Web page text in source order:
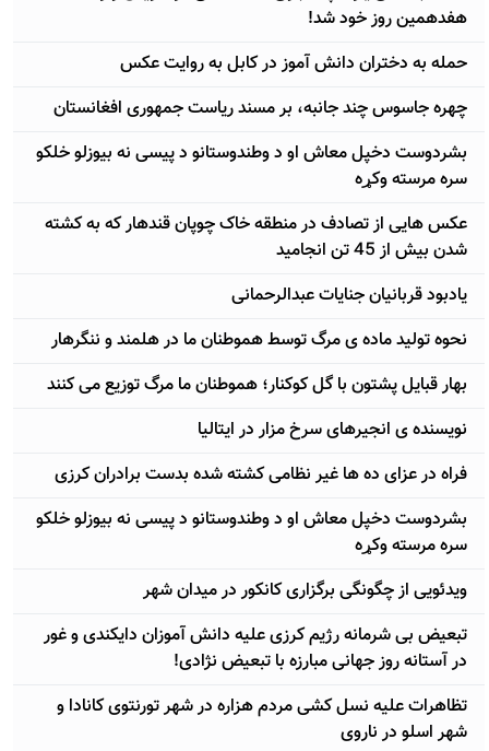
هفدهمین روز خود شد!
حمله به دختران دانش آموز در کابل به روایت عکس
چهره جاسوس چند جانبه، بر مسند ریاست جمهوری افغانستان
بشردوست دخپل معاش او د وطندوستانو د پیسی نه بیوزلو خلکو
سره مرسته وکړه
عکس هایی از تصادف در منطقه خاک چوپان قندهار که به کشته
شدن بیش از 45 تن انجامید
یادبود قربانیان جنایات عبدالرحمانی
نحوه تولید ماده ی مرگ توسط هموطنان ما در هلمند و ننگرهار
بهار قبایل پشتون با گل کوکنار؛ هموطنان ما مرگ توزیع می کنند
نویسنده ی انجیرهای سرخ مزار در ایتالیا
فراه در عزای ده ها غیر نظامی کشته شده بدست برادران کرزی
بشردوست دخپل معاش او د وطندوستانو د پیسی نه بیوزلو خلکو
سره مرسته وکړه
ویدئویی از چگونگی برگزاری کانکور در میدان شهر
تبعیض بی شرمانه رژيم کرزی علیه دانش آموزان دایکندی و غور
در آستانه روز جهانی مبارزه با تبعیض نژادی!
تظاهرات علیه نسل کشی مردم هزاره در شهر تورنتوی کانادا و
شهر اسلو در ناروی